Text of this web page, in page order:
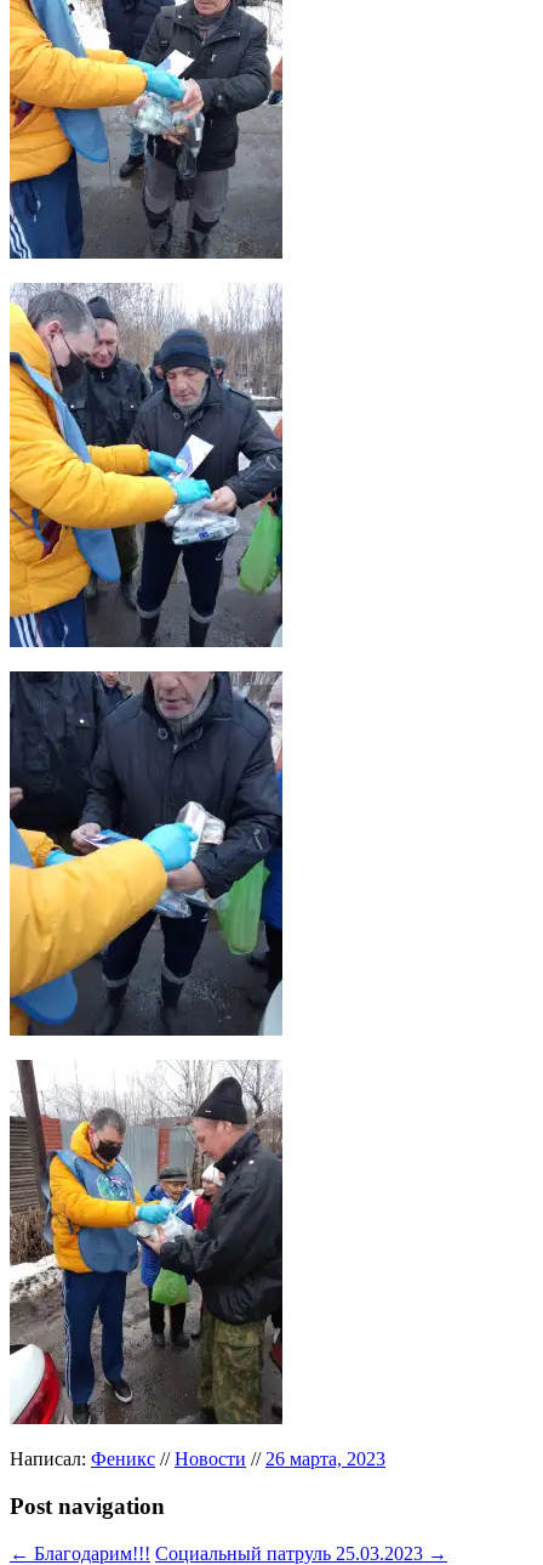
Написал: Феникс // Новости // 26 марта, 2023
Post navigation
← Благодарим!!! Социальный патруль 25.03.2023 →